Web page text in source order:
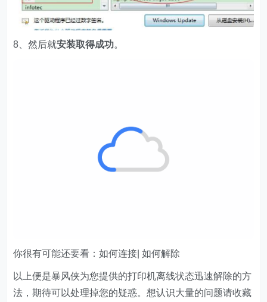
8、然后就安装取得成功。
你很有可能还要看：如何连接| 如何解除
以上便是暴风侠为您提供的打印机离线状态迅速解除的方
法，期待可以处理掉您的疑惑。想认识大量的问题请收藏